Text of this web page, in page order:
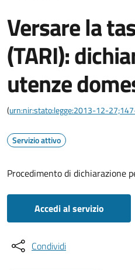
Versare la
(TARI):
utenze
(urn:nir:stato:legge:2013-12-
Servizio attivo
Procedimento di dichiarazione
Accedi al servizio
Condividi